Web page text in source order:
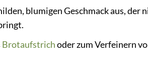
blumigen Geschmack aus, der
Brotaufstrichoder zum Verfeinern